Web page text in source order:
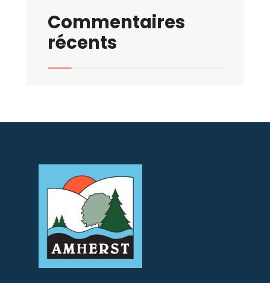
Commentaires
récents